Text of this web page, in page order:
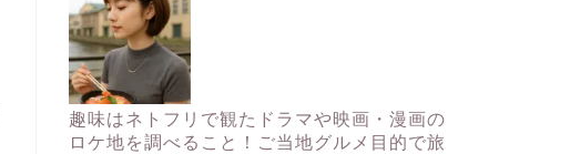
趣味はネトフリで観たドラマや映画・漫画の
ロケ地を調べること！ご当地グルメ目的で旅